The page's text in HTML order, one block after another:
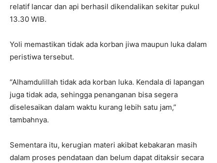
relatif lancar dan api berhasil dikendalikan sekitar pukul
13.30 WIB.
Yoli memastikan tidak ada korban jiwa maupun luka dalam
peristiwa tersebut.
“Alhamdulillah tidak ada korban luka. Kendala di lapangan
juga tidak ada, sehingga penanganan bisa segera
diselesaikan dalam waktu kurang lebih satu jam,”
tambahnya.
Sementara itu, kerugian materi akibat kebakaran masih
dalam proses pendataan dan belum dapat ditaksir secara